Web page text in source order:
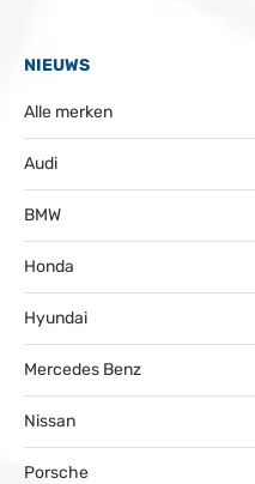
NIEUWS
Alle merken
Audi
BMW
Honda
Hyundai
Mercedes Benz
Nissan
Porsche